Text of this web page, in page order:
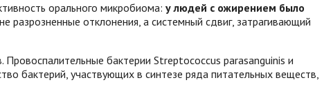
орального микробиома: у людей с ожирением было
разрозненные отклонения, а системный сдвиг, затрагивающий
Провоспалительные бактерии Streptococcus parasanguinis и
бактерий, участвующих в синтезе ряда питательных веществ,